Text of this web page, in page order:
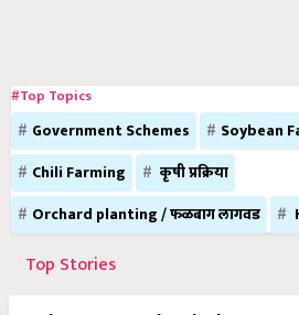
#Top Topics
Government Schemes Soybean
Chili Farming
कृषी प्रक्रिया
Orchard planting / फळबाग लागवड
Top Stories